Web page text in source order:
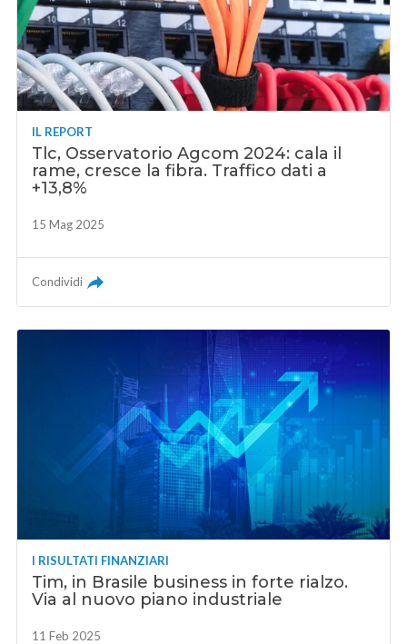
IL REPORT
Tlc, Osservatorio Agcom 2024: cala il
rame, cresce la fibra. Traffico dati a
+13,8%
15 Mag 2025
Condividi
I RISULTATI FINANZIARI
Tim, in Brasile business in forte rialzo.
Via al nuovo piano industriale
11 Feb 2025